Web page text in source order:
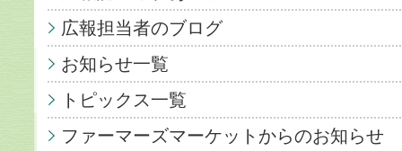
広報担当者のブログ
お知らせ一覧
トピックス一覧
ファーマーズマーケットからのお知らせ